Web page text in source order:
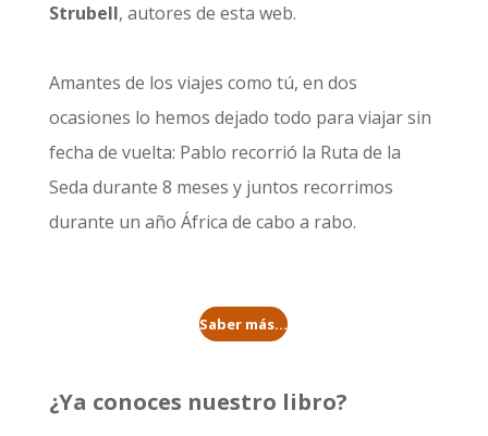
Strubell, autores de esta web.
Amantes de los viajes como tú, en dos
ocasiones lo hemos dejado todo para viajar sin
fecha de vuelta: Pablo recorrió la Ruta de la
Seda durante 8 meses y juntos recorrimos
durante un año África de cabo a rabo.
Saber más...
¿Ya conoces nuestro libro?